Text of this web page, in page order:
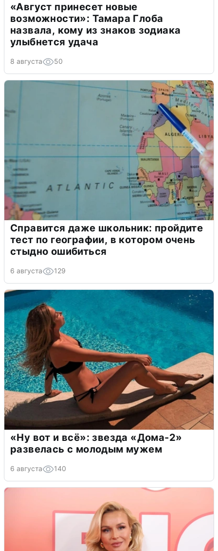
«Август принесет новые
возможности»: Тамара Глоба
назвала, кому из знаков зодиака
улыбнется удача
8 августа 50
Справится даже школьник: пройдите
тест по географии, в котором очень
стыдно ошибиться
6 августа 129
«Ну вот и всё»: звезда «Дома-2»
развелась с молодым мужем
6 августа 140